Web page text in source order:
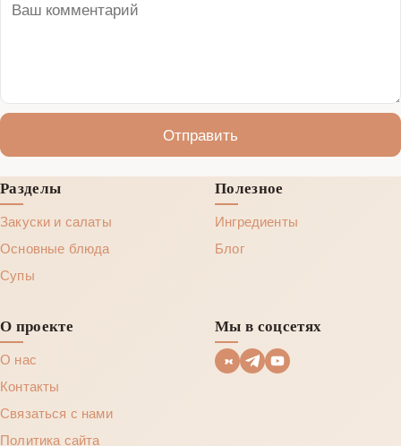
Отправить
Разделы
Закуски и салаты
Основные блюда
Супы
Полезное
Ингредиенты
Блог
О проекте
О нас
Контакты
Связаться с нами
Политика сайта
Мы в соцсетях